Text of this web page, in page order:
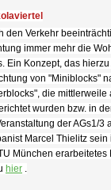
den Verkehr
immer mehr die
Ein Konzept, das
von "Miniblocks"
die mittlerweile
wurden bzw. in
der AGs1/3
Marcel Thielitz
München erarbeitetes
hier .